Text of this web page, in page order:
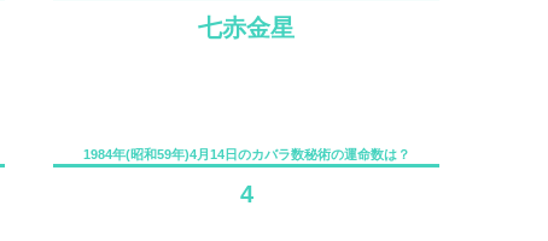
七赤金星
1984年(昭和59年)4月14日のカバラ数秘術の運命数は？
4